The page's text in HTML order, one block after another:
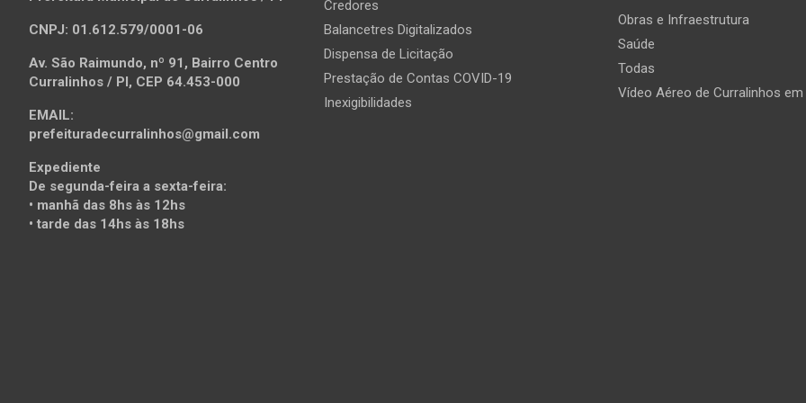
CNPJ: 01.612.579/0001-06
Av. São Raimundo, nº 91, Bairro Centro
Curralinhos / PI, CEP 64.453-000
EMAIL:
prefeituradecurralinhos@gmail.com
Expediente
De segunda-feira a sexta-feira:
• manhã das 8hs às 12hs
• tarde das 14hs às 18hs
Credores
Balancetres Digitalizados
Dispensa de Licitação
Prestação de Contas COVID-19
Inexigibilidades
Obras e Infraestrutura
Saúde
Todas
Vídeo Aéreo de Curralinhos em